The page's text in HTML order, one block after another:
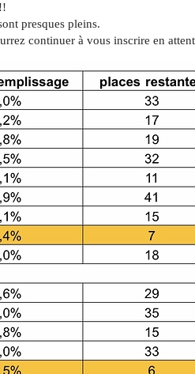
presques pleins.
continuer à vous inscrire en